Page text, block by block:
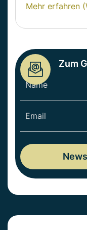
Mehr erfahren
Zum